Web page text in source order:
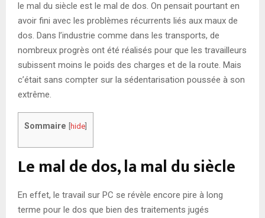
le mal du siècle est le mal de dos. On pensait pourtant en
avoir fini avec les problèmes récurrents liés aux maux de
dos. Dans l’industrie comme dans les transports, de
nombreux progrès ont été réalisés pour que les travailleurs
subissent moins le poids des charges et de la route. Mais
c’était sans compter sur la sédentarisation poussée à son
extrême.
Sommaire hide
Le mal de dos, la mal du siècle
En effet, le travail sur PC se révèle encore pire à long
terme pour le dos que bien des traitements jugés